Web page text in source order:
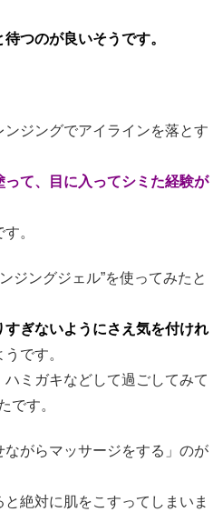
つのが良いそうです。
ンジングでアイラインを落とす
て、
目に入ってシミた経験が
。
ジングジェル”を使ってみたと
すぎないようにさえ気を付けれ
うです。
ハミガキなどして過ごしてみて
です。
がらマッサージをする」のが
絶対に肌をこすってしまいま